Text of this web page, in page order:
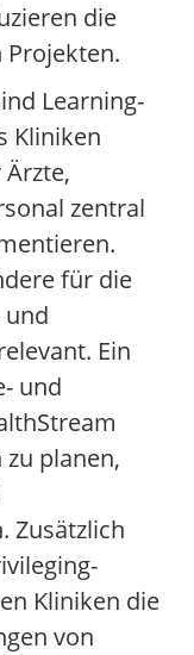
die
Learning-
Kliniken
zentral
für die
und
Ein
und
planen,
Zusätzlich
Kliniken die
von